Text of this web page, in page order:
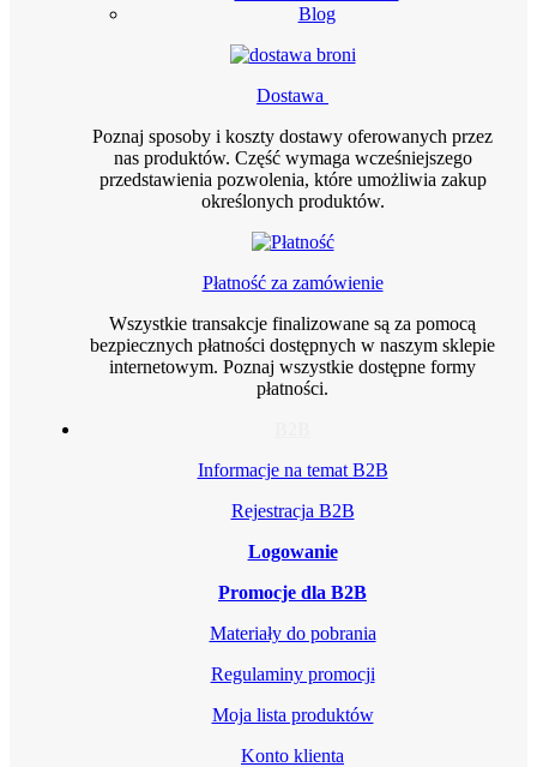
Blog
Dostawa
Poznaj sposoby i koszty dostawy oferowanych przez
nas produktów. Część wymaga wcześniejszego
przedstawienia pozwolenia, które umożliwia zakup
określonych produktów.
Płatność za zamówienie
Wszystkie transakcje finalizowane są za pomocą
bezpiecznych płatności dostępnych w naszym sklepie
internetowym. Poznaj wszystkie dostępne formy
płatności.
Informacje na temat B2B
Rejestracja B2B
Logowanie
Promocje dla B2B
Materiały do pobrania
Regulaminy promocji
Moja lista produktów
Konto klienta